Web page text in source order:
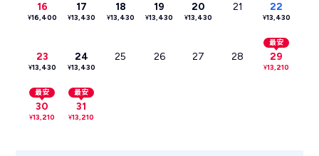
16
¥16,400
17
¥13,430
18
¥13,430
19
¥13,430
20
¥13,430
21 22
¥13,430
23
¥13,430
24
¥13,430
25 26 27 28
最安
29
¥13,210
最安
30
¥13,210
最安
31
¥13,210